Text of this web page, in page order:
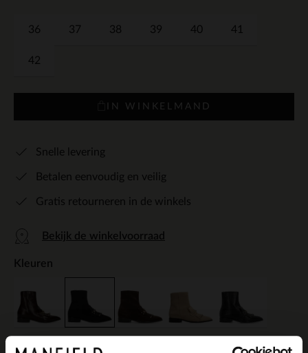
36 37 38 39 40 41
42
IN WINKELMAND
Snelle levering
Betalen eenvoudig en veilig
Gratis retourneren in de winkels
Bekijk de winkelvoorraad
Kleuren